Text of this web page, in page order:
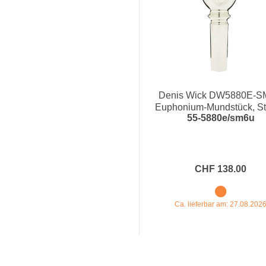
Denis Wick DW5880E-
Euphonium-Mundstück,
Mead Ultra
55-5880e/sm6u
CHF 138.00
Ca. lieferbar am: 27.08.2026